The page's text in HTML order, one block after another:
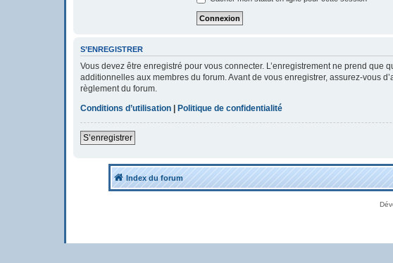
S’ENREGISTRER
Vous devez être enregistré pour vous connecter. L’enregistrement ne prend
additionnelles aux membres du forum. Avant de vous enregistrer, assurez-vous
règlement du forum.
Conditions d’utilisation | Politique de confidentialité
S’enregistrer
Index du forum